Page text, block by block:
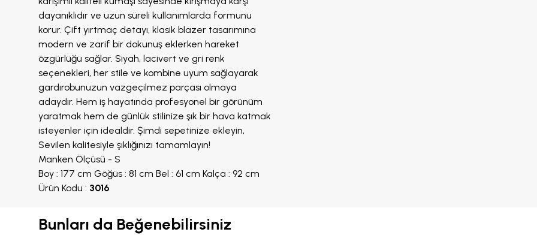
dayanıklıdır ve uzun süreli kullanımlarda formunu
korur. Çift yırtmaç detayı, klasik blazer tasarımına
modern ve zarif bir dokunuş eklerken hareket
özgürlüğü sağlar. Siyah, lacivert ve gri renk
seçenekleri, her stile ve kombine uyum sağlayarak
gardırobunuzun vazgeçilmez parçası olmaya
adaydır. Hem iş hayatında profesyonel bir görünüm
yaratmak hem de günlük stilinize şık bir hava katmak
isteyenler için idealdir. Şimdi sepetinize ekleyin,
Sevilen kalitesiyle şıklığınızı tamamlayın!
Manken Ölçüsü - S
Boy : 177 cm Göğüs : 81 cm Bel : 61 cm Kalça : 92 cm
Ürün Kodu : 3016
Bunları da Beğenebilirsiniz